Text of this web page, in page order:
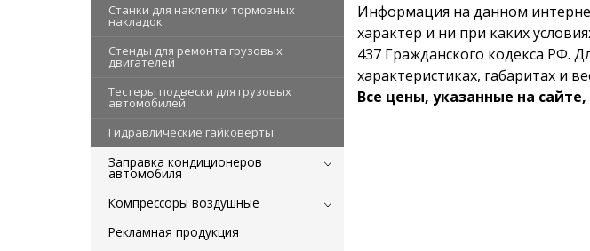
Станки для наклепки тормозных
накладок
Стенды для ремонта грузовых
двигателей
Тестеры подвески для грузовых
автомобилей
Гидравлические гайковерты
Заправка кондиционеров
автомобиля
Компрессоры воздушные
Рекламная продукция
Информация на данном
характер и ни при каких
437 Гражданского кодекса РФ.
характеристиках, габаритах и
Все цены, указанные на